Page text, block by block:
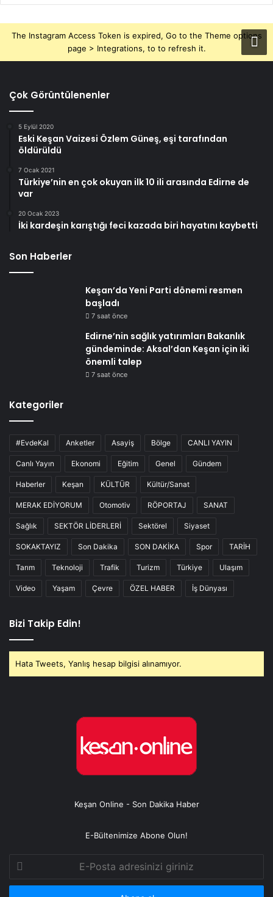
The Instagram Access Token is expired, Go to the Theme options
page > Integrations, to to refresh it.
Çok Görüntülenenler
5 Eylül 2020
Eski Keşan Vaizesi Özlem Güneş, eşi tarafından
öldürüldü
7 Ocak 2021
Türkiye’nin en çok okuyan ilk 10 ili arasında Edirne de
var
20 Ocak 2023
İki kardeşin karıştığı feci kazada biri hayatını kaybetti
Son Haberler
Keşan’da Yeni Parti dönemi resmen
başladı
7 saat önce
Edirne’nin sağlık yatırımları Bakanlık
gündeminde: Aksal’dan Keşan için iki
önemli talep
7 saat önce
Kategoriler
#EvdeKal Anketler Asayiş Bölge CANLI YAYIN
Canlı Yayın Ekonomi Eğitim Genel Gündem
Haberler Keşan KÜLTÜR Kültür/Sanat
MERAK EDİYORUM Otomotiv RÖPORTAJ SANAT
Sağlık SEKTÖR LİDERLERİ Sektörel Siyaset
SOKAKTAYIZ Son Dakika SON DAKİKA Spor TARİH
Tarım Teknoloji Trafik Turizm Türkiye Ulaşım
Video Yaşam Çevre ÖZEL HABER İş Dünyası
Bizi Takip Edin!
Hata Tweets, Yanlış hesap bilgisi alınamıyor.
Keşan Online - Son Dakika Haber
E-Bültenimize Abone Olun!
Posta
adresinizi